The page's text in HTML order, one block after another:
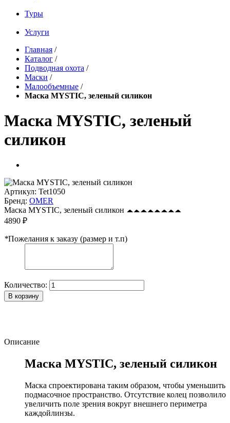
Туры
Услуги
Главная /
Каталог /
Подводная охота /
Маски /
Малообъемные /
Маска MYSTIC, зеленый силикон
Маска MYSTIC, зеленый
силикон
Артикул: Tet1050
Бренд: OMER
Маска MYSTIC, зеленый силикон
4890 ₽
*Пожелания к заказу (размер и т.п)
Количество:
В корзину
Описание
Маска MYSTIC, зеленый силикон
Маска спроектирована таким образом, чтобы уменьшить
подмасочное пространство. Отсутствие колец позволило
увеличить поле зрения вокруг внешнего периметра
каждойлинзы.